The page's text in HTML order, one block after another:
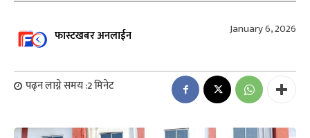
फास्टखबर अनलाईन January 6, 2026
पढ्न लाग्ने समय :2मिनेट